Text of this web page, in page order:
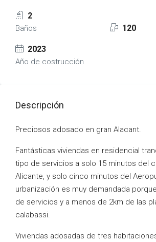
2
Baños 120
2023
Año de costrucción
Descripción
Preciosos adosado en gran Alacant.
Fantásticas viviendas en residencial
tipo de servicios a solo 15 minutos del
Alicante, y solo cinco minutos del
urbanización es muy demandada
de servicios y a menos de 2km de las
calabassi.
Viviendas adosadas de tres